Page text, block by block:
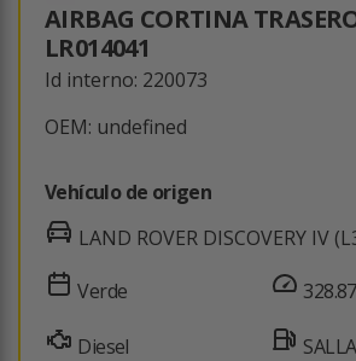
AIRBAG CORTINA
LR014041
Id interno: 220073
OEM: undefined
Vehículo de origen
LAND ROVER DISCOVERY IV
Verde
Diesel